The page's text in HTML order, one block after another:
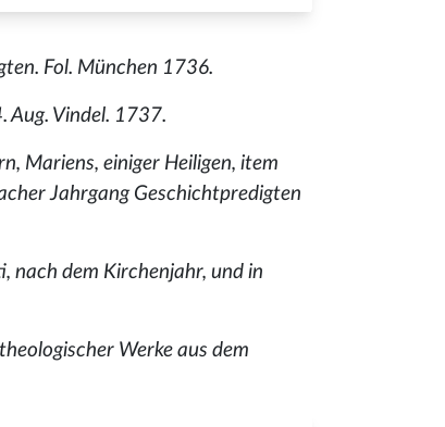
Fol. München 1736.
Aug. Vindel. 1737.
Mariens, einiger Heiligen, item
Jahrgang Geschichtpredigten
nach dem Kirchenjahr, und in
Werke aus dem